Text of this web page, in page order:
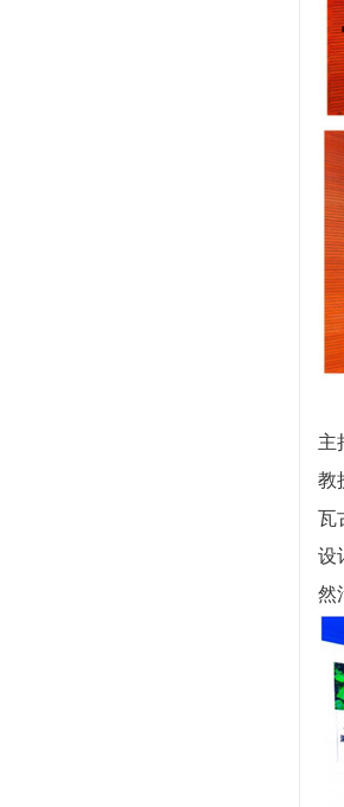
主
教
瓦
设
然